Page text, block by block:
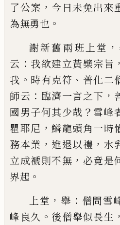
了公案 ， 今日未免出來
為無勇也 。
謝新舊兩班上堂 ，
云 ： 我欲建立黃檗宗旨 ，
我 。 時有克符 、 普化二
師云 ： 臨濟一言之下 ，
國男子何其少哉 ？ 雪峰
瞿耶尼 ，鱗龍頭角一時
務本業 ， 進退以禮 ， 水
立成褫則不無 ， 必竟是
界起 。
上堂 ， 舉 ： 僧問雪
峰良久 。 後僧舉似長生 ，